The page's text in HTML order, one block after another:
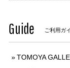
Guide ご利用ガ
TOMOYA